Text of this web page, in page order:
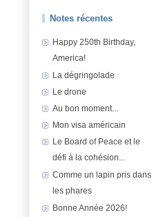
Notes récentes
Happy 250th Birthday,
America!
La dégringolade
Le drone
Au bon moment...
Mon visa américain
Le Board of Peace et le
défi à la cohésion...
Comme un lapin pris dans
les phares
Bonne Année 2026!